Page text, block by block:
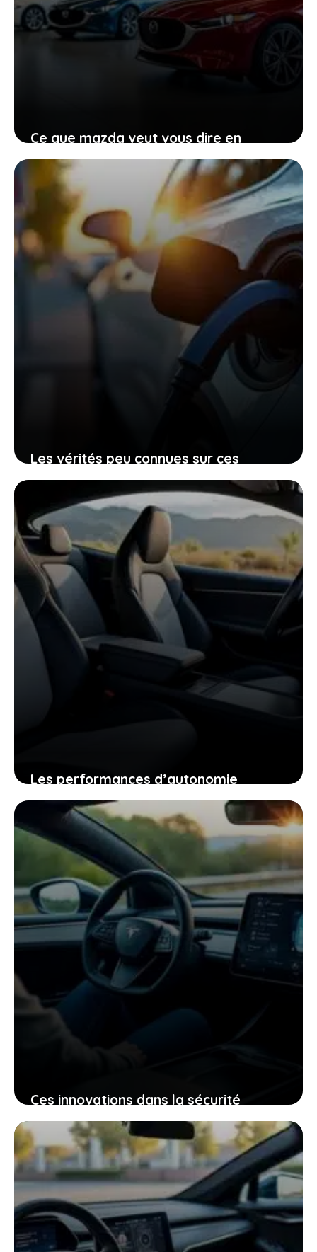
Ce que mazda veut vous dire en
renonçant provisoirement à
l’électrique total
27 janvier 2026
Les vérités peu connues sur ces
voitures électriques françaises
presque invendables sur le marché de
l’occasion
26 janvier 2026
Les performances d’autonomie
autoroutière du tesla model y qui vont
changer votre regard sur la voiture
électrique
25 janvier 2026
Ces innovations dans la sécurité
électrique qui pourraient bien changer
votre expérience de conduite
25 janvier 2026